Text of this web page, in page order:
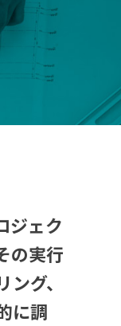
ジェク
の実行
グ、
に調